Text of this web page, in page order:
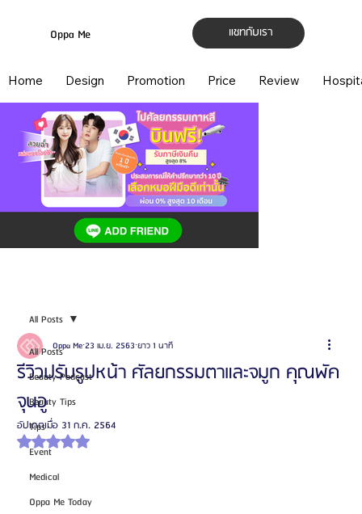
แชทกับเรา
Oppa Me
Home Design Promotion Price Review
All Posts
Beauty Podcast
Beauty Tips
Tips
Event
Medical
Oppa Me Today
All Posts
รีวิวปรับรูปหน้า ศัลยกรรมตาและจมูก คุณพัค
จุนอู
Oppa Me23 เม.ย. 2563 ยาว 1 นาที
อัปเดตเมื่อ 31 ก.ค. 2564
ได้รับ NaN เต็ม 5 ดาว